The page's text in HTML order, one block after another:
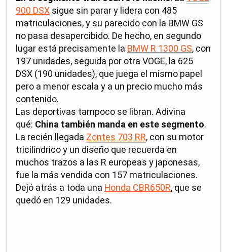
900 DSX sigue sin parar y lidera con 485
matriculaciones, y su parecido con la BMW GS
no pasa desapercibido. De hecho, en segundo
lugar está precisamente la BMW R 1300 GS, con
197 unidades, seguida por otra VOGE, la 625
DSX (190 unidades), que juega el mismo papel
pero a menor escala y a un precio mucho más
contenido.
Las deportivas tampoco se libran. Adivina
qué: China también manda en este segmento.
La recién llegada Zontes 703 RR, con su motor
tricilíndrico y un diseño que recuerda en
muchos trazos a las R europeas y japonesas,
fue la más vendida con 157 matriculaciones.
Dejó atrás a toda una Honda CBR650R, que se
quedó en 129 unidades.